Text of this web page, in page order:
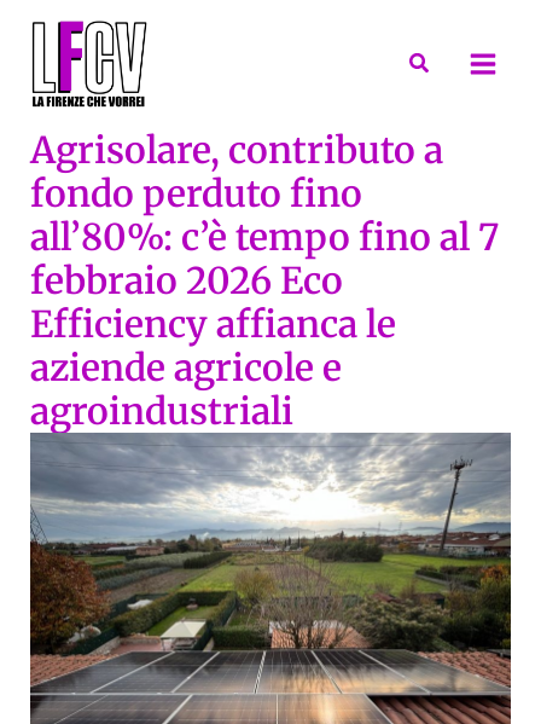
Cerca
Agrisolare, contributo a
fondo perduto fino
all’80%: c’è tempo fino al 7
febbraio 2026 Eco
Efficiency affianca le
aziende agricole e
agroindustriali